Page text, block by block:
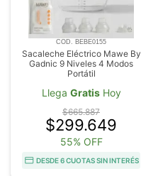
COD. BEBE0155
Sacaleche Eléctrico Mawe By
Gadnic 9 Niveles 4 Modos
Portátil
Llega GratisHoy
$665.887
$299.649
55% OFF
DESDE 6 CUOTAS SIN INTERÉS